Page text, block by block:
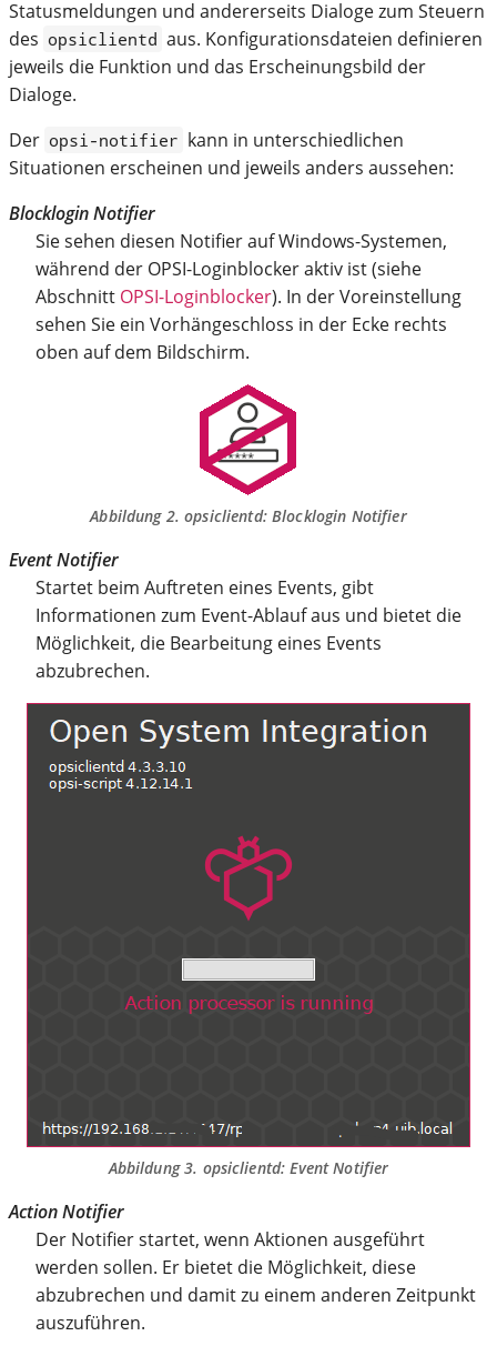
Statusmeldungen und andererseits Dialoge zum Steuern
des opsiclientd aus. Konfigurationsdateien definieren
jeweils die Funktion und das Erscheinungsbild der
Dialoge.
Der opsi-notifier kann in unterschiedlichen
Situationen erscheinen und jeweils anders aussehen:
Blocklogin Notifier
Sie sehen diesen Notifier auf Windows-Systemen,
während der OPSI-Loginblocker aktiv ist (siehe
Abschnitt OPSI-Loginblocker). In der Voreinstellung
sehen Sie ein Vorhängeschloss in der Ecke rechts
oben auf dem Bildschirm.
Abbildung 2.opsiclientd: Blocklogin Notifier
Event Notifier
Startet beim Auftreten eines Events, gibt
Informationen zum Event-Ablauf aus und bietet die
Möglichkeit, die Bearbeitung eines Events
abzubrechen.
Abbildung 3. opsiclientd: Event Notifier
Action Notifier
Der Notifier startet, wenn Aktionen ausgeführt
werden sollen. Er bietet die Möglichkeit, diese
abzubrechen und damit zu einem anderen Zeitpunkt
auszuführen.